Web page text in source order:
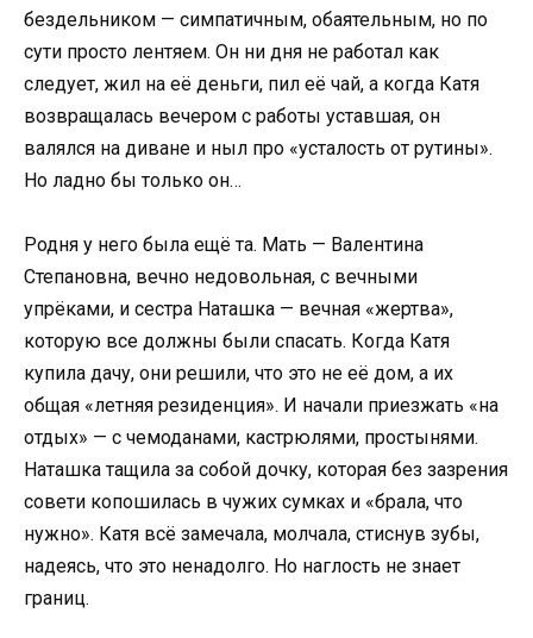
бездельником — симпатичным, обаятельным, но по
сути просто лентяем. Он ни дня не работал как
следует, жил на её деньги, пил её чай, а когда Катя
возвращалась вечером с работы уставшая, он
валялся на диване и ныл про «усталость от рутины».
Но ладно бы только он…
Родня у него была ещё та. Мать — Валентина
Степановна, вечно недовольная, с вечными
упрёками, и сестра Наташка — вечная «жертва»,
которую все должны были спасать. Когда Катя
купила дачу, они решили, что это не её дом, а их
общая «летняя резиденция». И начали приезжать «на
отдых» — с чемоданами, кастрюлями, простынями.
Наташка тащила за собой дочку, которая без зазрения
совети копошилась в чужих сумках и «брала, что
нужно». Катя всё замечала, молчала, стиснув зубы,
надеясь, что это ненадолго. Но наглость не знает
границ.